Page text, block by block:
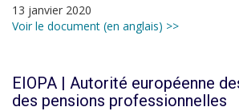
13 janvier 2020
Voir le document (en anglais) >>
EIOPA | Autorité européenne
des pensions professionnelles